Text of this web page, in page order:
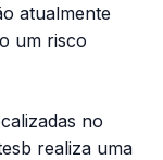
atualmente
um risco
no
realiza uma